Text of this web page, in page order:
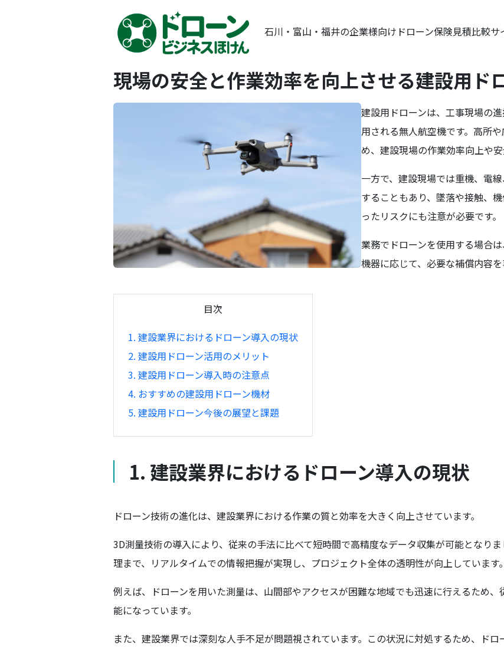
石川・富山・福井の企業様向けドローン保険見積比較サ
現場の安全と作業効率を向上させる建設用ド
建設用ドローンは、工事現場の
用される無人航空機です。高所
め、建設現場の作業効率向上や安
一方で、建設現場では重機、電
することもあり、墜落や接触、
ったリスクにも注意が必要です。
業務でドローンを使用する場合
機器に応じて、必要な補償内容
目次
1. 建設業界におけるドローン導入の現状
2. 建設用ドローン活用のメリット
3. 建設用ドローン導入時の注意点
4. おすすめの建設用ドローン機材
5. 建設用ドローン今後の展望と課題
1. 建設業界におけるドローン導入の現状
ドローン技術の進化は、建設業界における作業の質と効率を大きく向上させています。
3D測量技術の導入により、従来の手法に比べて短時間で高精度なデータ収集が可能となり
理まで、リアルタイムでの情報把握が実現し、プロジェクト全体の透明性が向上しています。
例えば、ドローンを用いた測量は、山間部やアクセスが困難な地域でも迅速に行えるため
能になっています。
また、建設業界では深刻な人手不足が問題視されています。この状況に対処するため、ド